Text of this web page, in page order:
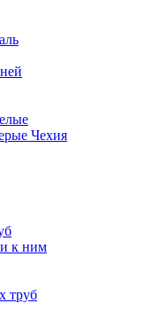
Чехия
к ним
труб